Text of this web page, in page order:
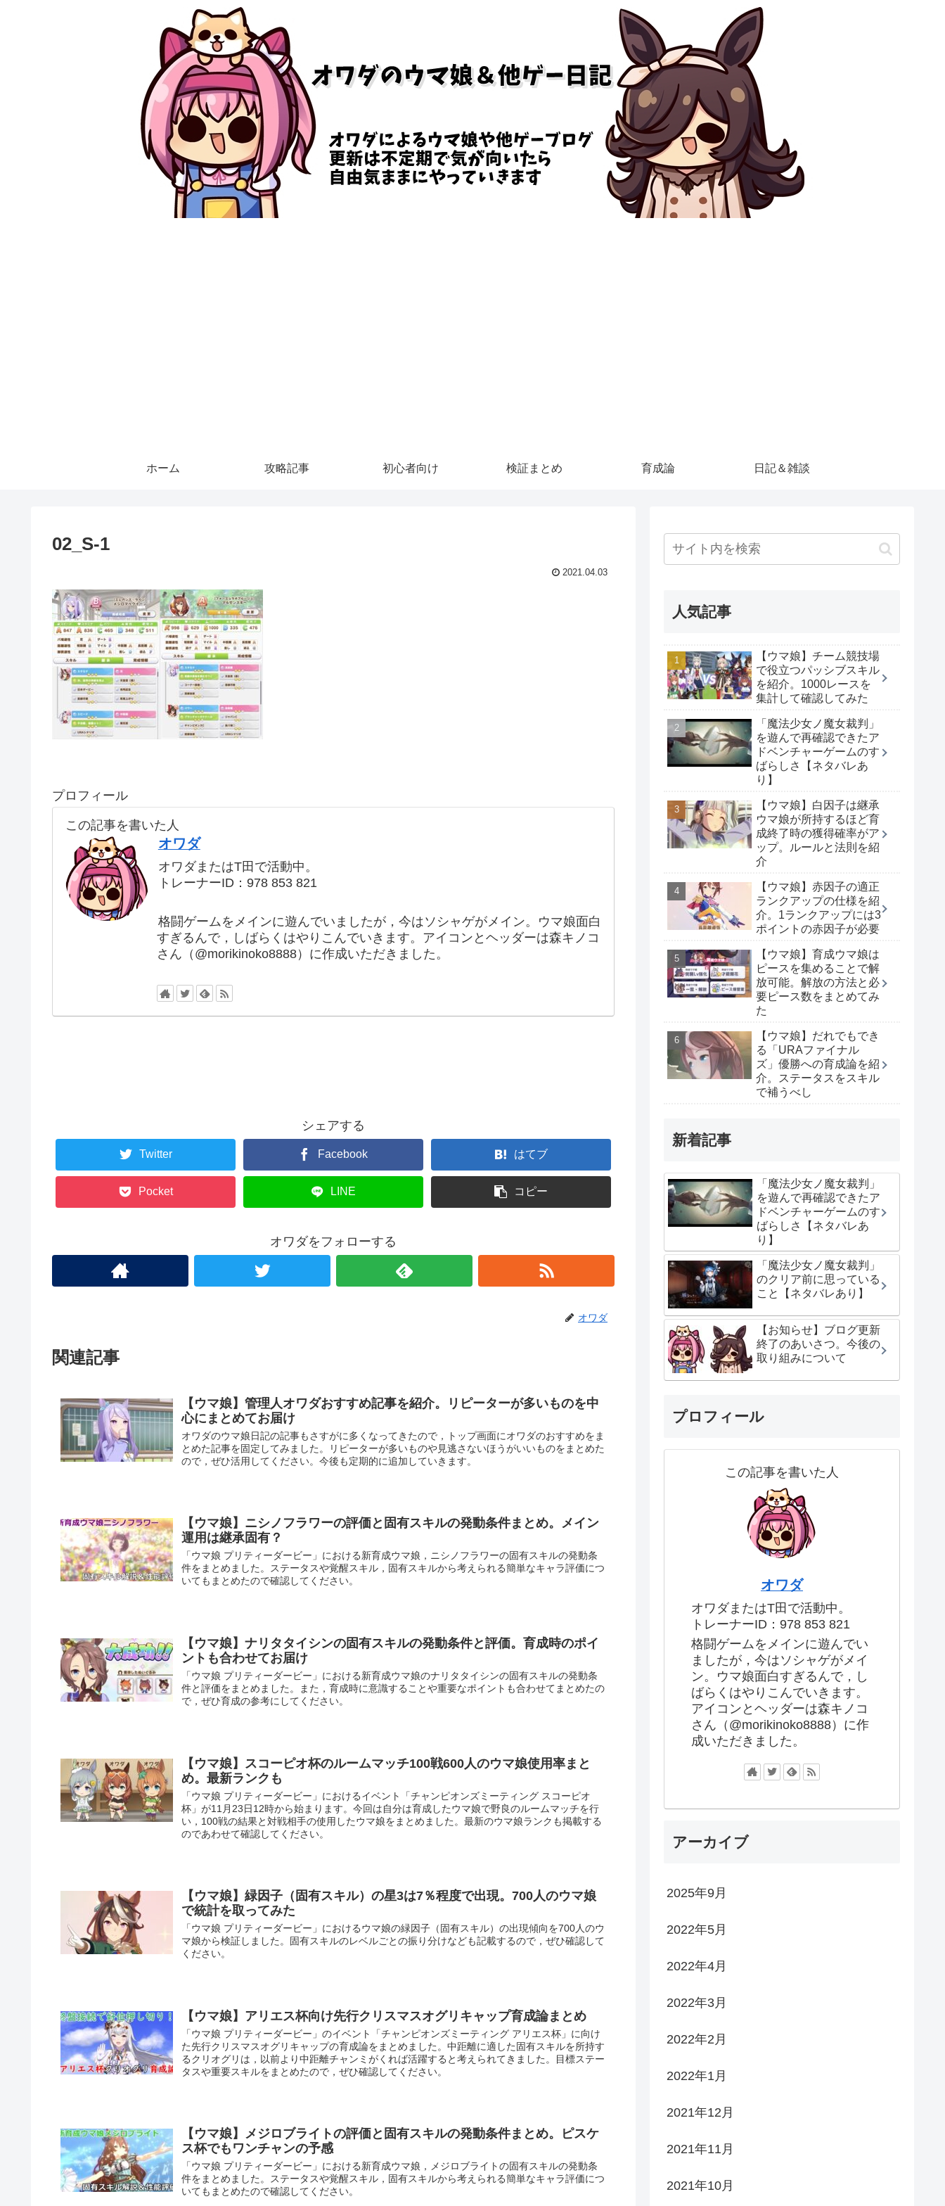
ホーム 攻略記事 初心者向け 検証まとめ 育成論 日記＆雑談
02_S-1
2021.04.03
プロフィール
この記事を書いた人
オワダ
オワダまたはT田で活動中。
トレーナーID：978 853 821
格闘ゲームをメインに遊んでいましたが，今はソシャゲがメイン。ウマ娘面白
すぎるんで，しばらくはやりこんでいきます。アイコンとヘッダーは森キノコ
さん（@morikinoko8888）に作成いただきました。
シェアする
Twitter Facebook はてブ
Pocket LINE コピー
オワダをフォローする
オワダ
関連記事
【ウマ娘】管理人オワダおすすめ記事を紹介。リピーターが多いものを中
心にまとめてお届け
オワダのウマ娘日記の記事もさすがに多くなってきたので，トップ画面にオワダのおすすめをま
とめた記事を固定してみました。リピーターが多いものや見逃さないほうがいいものをまとめた
ので，ぜひ活用してください。今後も定期的に追加していきます。
【ウマ娘】ニシノフラワーの評価と固有スキルの発動条件まとめ。メイン
運用は継承固有？
「ウマ娘 プリティーダービー」における新育成ウマ娘，ニシノフラワーの固有スキルの発動条
件をまとめました。ステータスや覚醒スキル，固有スキルから考えられる簡単なキャラ評価につ
いてもまとめたので確認してください。
【ウマ娘】ナリタタイシンの固有スキルの発動条件と評価。育成時のポイ
ントも合わせてお届け
「ウマ娘 プリティーダービー」における新育成ウマ娘のナリタタイシンの固有スキルの発動条
件と評価をまとめました。また，育成時に意識することや重要なポイントも合わせてまとめたの
で，ぜひ育成の参考にしてください。
【ウマ娘】スコーピオ杯のルームマッチ100戦600人のウマ娘使用率まと
め。最新ランクも
「ウマ娘 プリティーダービー」におけるイベント「チャンピオンズミーティング スコーピオ
杯」が11月23日12時から始まります。今回は自分は育成したウマ娘で野良のルームマッチを行
い，100戦の結果と対戦相手の使用したウマ娘をまとめました。最新のウマ娘ランクも掲載する
のであわせて確認してください。
【ウマ娘】緑因子（固有スキル）の星3は7％程度で出現。700人のウマ娘
で統計を取ってみた
「ウマ娘 プリティーダービー」におけるウマ娘の緑因子（固有スキル）の出現傾向を700人のウ
マ娘から検証しました。固有スキルのレベルごとの振り分けなども記載するので，ぜひ確認して
ください。
【ウマ娘】アリエス杯向け先行クリスマスオグリキャップ育成論まとめ
「ウマ娘 プリティーダービー」のイベント「チャンピオンズミーティング アリエス杯」に向け
た先行クリスマスオグリキャップの育成論をまとめました。中距離に適した固有スキルを所持す
るクリオグリは，以前より中距離チャンミがくれば活躍すると考えられてきました。目標ステー
タスや重要スキルをまとめたので，ぜひ確認してください。
【ウマ娘】メジロブライトの評価と固有スキルの発動条件まとめ。ピスケ
ス杯でもワンチャンの予感
「ウマ娘 プリティーダービー」における新育成ウマ娘，メジロブライトの固有スキルの発動条
件をまとめました。ステータスや覚醒スキル，固有スキルから考えられる簡単なキャラ評価につ
いてもまとめたので確認してください。
人気記事
【ウマ娘】チーム競技場
で役立つパッシブスキル
を紹介。1000レースを
集計して確認してみた
「魔法少女ノ魔女裁判」
を遊んで再確認できたア
ドベンチャーゲームのす
ばらしさ【ネタバレあ
り】
【ウマ娘】白因子は継承
ウマ娘が所持するほど育
成終了時の獲得確率がア
ップ。ルールと法則を紹
介
【ウマ娘】赤因子の適正
ランクアップの仕様を紹
介。1ランクアップには3
ポイントの赤因子が必要
【ウマ娘】育成ウマ娘は
ピースを集めることで解
放可能。解放の方法と必
要ピース数をまとめてみ
た
【ウマ娘】だれでもでき
る「URAファイナル
ズ」優勝への育成論を紹
介。ステータスをスキル
で補うべし
新着記事
「魔法少女ノ魔女裁判」
を遊んで再確認できたア
ドベンチャーゲームのす
ばらしさ【ネタバレあ
り】
「魔法少女ノ魔女裁判」
のクリア前に思っている
こと【ネタバレあり】
【お知らせ】ブログ更新
終了のあいさつ。今後の
取り組みについて
プロフィール
この記事を書いた人
オワダ
オワダまたはT田で活動中。
トレーナーID：978 853 821
格闘ゲームをメインに遊んでい
ましたが，今はソシャゲがメイ
ン。ウマ娘面白すぎるんで，し
ばらくはやりこんでいきます。
アイコンとヘッダーは森キノコ
さん（@morikinoko8888）に作
成いただきました。
アーカイブ
2025年9月
2022年5月
2022年4月
2022年3月
2022年2月
2022年1月
2021年12月
2021年11月
2021年10月